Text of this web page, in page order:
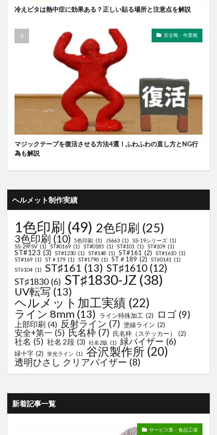
冷えピタは熱中症に効果ある？正しい貼る場所と注意点を解説
安全靴・作業靴
マジックテープを復活させる方法4選！ふわふわの直し方とNG行
為も解説
ヘルメット制作実績
1色印刷 (49) 2色印刷 (25)
3色印刷 (10) 5色印刷 (1) JS663 (1) SS-19シリーズ (1)
SS-29FSV (1) ST#0169 (1) ST#0185 (1) ST#101 (1) ST#109 (1)
ST#123 (3) ST#1230 (1) ST#148 (1) ST#161 (2) ST#1610 (1)
ST#169 (1) ST＃179 (1) ST#1790 (1) ST＃189 (2) ST♯0141
(1)
ST♯104 (1) ST♯161 (13) ST♯1610 (12)
ST♯1830 (6) ST♯1830-JZ (38)
UV転写 (13)
ヘルメット加工実績 (22)
ライン 8mm (13) ライン特殊加工 (2) ロゴ (9)
上部印刷 (4) 反射ライン (7) 塗線ライン (2)
安全+第一 (5) 氏名枠 (7) 氏名枠（ステッカー） (2)
社名 (5) 社名 2段 (3) 社名2版 (1) 緑バイザー (6)
緑十字 (2) 蛍光ライン (1) 谷沢製作所 (20)
透明ひさし クリアバイザー (8)
新着記事一覧
サービス業・食品工場